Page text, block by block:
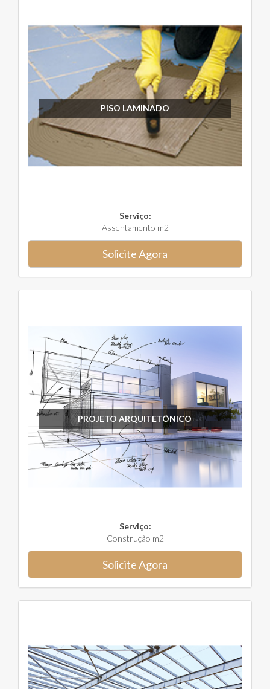
PISO LAMINADO
Serviço:
Assentamento m2
Solicite Agora
PROJETO ARQUITETÔNICO
Serviço:
Construção m2
Solicite Agora